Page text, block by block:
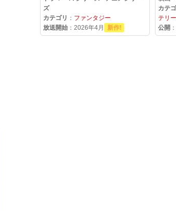
ズ
カテゴリ ： ファンタジー
放送開始 ：2026年4月 新作!
カテ
テリ
公開